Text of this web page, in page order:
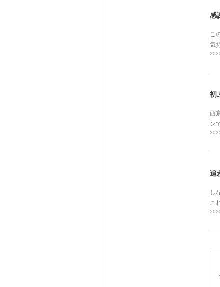
感
こ
気
初
西
ン
追
し
こ